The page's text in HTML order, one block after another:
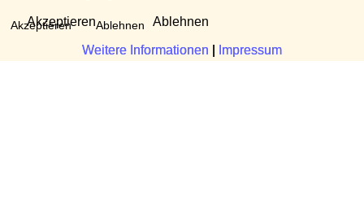
Akzeptieren Ablehnen
Weitere Informationen Impressum
Akzeptieren Ablehnen
Weitere Informationen Impressum